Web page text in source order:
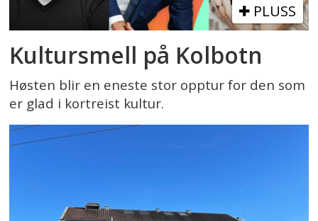
PLUSS
Kultursmell på Kolbotn
Høsten blir en eneste stor opptur for den som
er glad i kortreist kultur.